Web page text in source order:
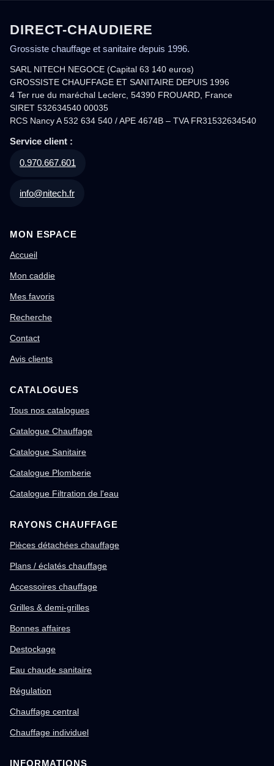
DIRECT-CHAUDIERE
Grossiste chauffage et sanitaire depuis 1996.
SARL NITECH NEGOCE (Capital 63 140 euros)
GROSSISTE CHAUFFAGE ET SANITAIRE DEPUIS 1996
4 Ter rue du maréchal Leclerc, 54390 FROUARD, France
SIRET 532634540 00035
RCS Nancy A 532 634 540 / APE 4674B – TVA FR31532634540
Service client :
0.970.667.601
info@nitech.fr
MON ESPACE
Accueil
Mon caddie
Mes favoris
Recherche
Contact
Avis clients
CATALOGUES
Tous nos catalogues
Catalogue Chauffage
Catalogue Sanitaire
Catalogue Plomberie
Catalogue Filtration de l'eau
RAYONS CHAUFFAGE
Pièces détachées chauffage
Plans / éclatés chauffage
Accessoires chauffage
Grilles & demi-grilles
Bonnes affaires
Destockage
Eau chaude sanitaire
Régulation
Chauffage central
Chauffage individuel
INFORMATIONS